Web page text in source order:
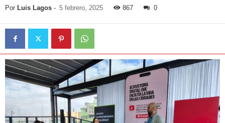
Por Luis Lagos - 5 febrero, 2025 867 0